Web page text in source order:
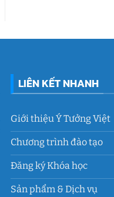
LIÊN KẾT NHANH
Giới thiệu Ý Tưởng Việt
Chương trình đào tạo
Đăng ký Khóa học
Sản phẩm & Dịch vụ